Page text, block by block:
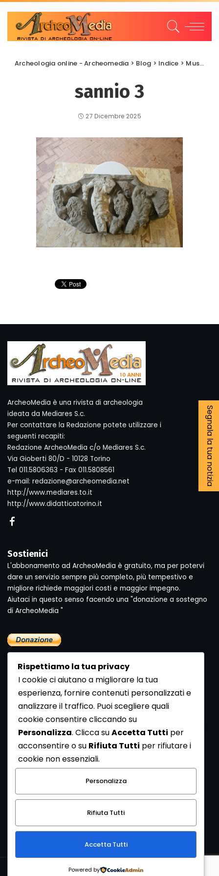
Archeologia online - Archeomedia > Blog > Indice > Musei Archeologici
sannio 3
27 Dicembre 2025
Segnala la tua notizia
ArcheoMedia è una rivista di archeologia
ideata da Mediares S.c.
Per contattare la Redazione potete utilizzare i
seguenti recapiti:
Redazione ArcheoMedia c/o Mediares S.c.
Via Gioberti 80/D - 10128 Torino
Tel 011.5806363 - Fax 011.5808561
e-mail: redazione@archeomedia.net
http://www.mediares.to.it
http://www.didatticatorino.it
Sostienici
L'abbonamento ad ArcheoMedia è gratuito, ma per potervi
dare un servizio sempre più completo, più tempestivo e
migliore richiede maggiori costi e maggior impegno.
Aiutaci in questo senso facendo una "donazione a sostegno
di ArcheoMedia "
Newsletter
Se vuoi ricevere la Rivista gratuita di archeologia realizzata
dalla Redazione di ArcheoMedia iscriviti alla nostra
Newsletter [Clicca Qui]
Con l'invio del messaggio l'utente dichiara di aver letto
l’informativa sulla privacy e di acconsentire al trattamento
dei propri dati personali.
Copyright © 1999-2026Mediares S.c.PI 07341730013 - [
Rispettiamo la tua privacy
I cookie ci aiutano a migliorare la tua
esperienza, fornire contenuti personalizzati e
analizzare il traffico. Puoi scegliere quali
cookie consentire cliccando su
Personalizza. Clicca suAccetta Tutti per
acconsentire o su Rifiuta Tutti per rifiutare i
cookie non essenziali.
Personalizza
Rifiuta Tutti
Accetta Tutti
Powered by